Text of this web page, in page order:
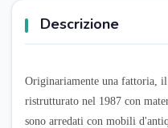
Descrizione
Originariamente una fattoria, il
ristrutturato nel 1987 con
sono arredati con mobili